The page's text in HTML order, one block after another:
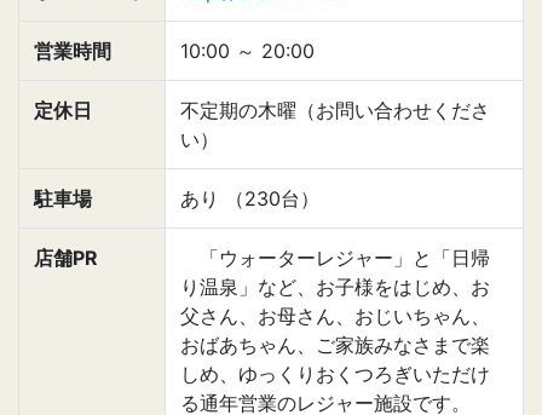
営業時間 10:00 ～ 20:00
定休日
不定期の木曜（お問い合わせくださ
い）
駐車場 あり （230台）
店舗PR
「ウォーターレジャー」と「日帰
り温泉」など、お子様をはじめ、お
父さん、お母さん、おじいちゃん、
おばあちゃん、ご家族みなさまで楽
しめ、ゆっくりおくつろぎいただけ
る通年営業のレジャー施設です。